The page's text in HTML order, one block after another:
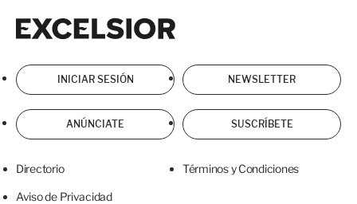
INICIAR SESIÓN NEWSLETTER
ANÚNCIATE SUSCRÍBETE
Directorio Términos y Condiciones
Aviso de Privacidad